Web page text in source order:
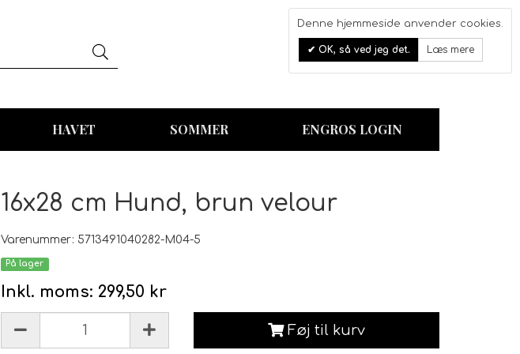
0
HAVET SOMMER ENGROS LOGIN
16x28 cm Hund, brun velour
Varenummer: 5713491040282-M04-5
På lager
Inkl. moms: 299,50 kr
Føj til kurv
Denne hjemmeside anvender cookies.
OK, så ved jeg det. Læs mere